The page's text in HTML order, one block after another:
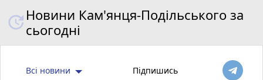
Новини Кам'янця-Подільського за
сьогодні
Всі новини Підпишись